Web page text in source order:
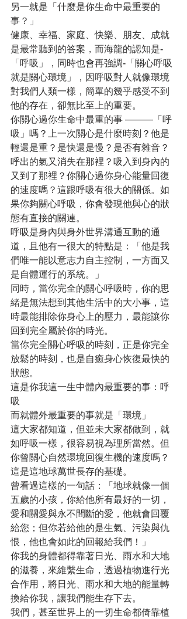
另一就是「什麼是你生命中最重要的
事？」
健康、幸福、家庭、快樂、朋友、成就
是最常聽到的答案，而海龍的認知是-
「呼吸」，同時也會再強調-「關心呼吸
就是關心環境」，因呼吸對人就像環境
對我們人類一樣，簡單的幾乎感受不到
他的存在，卻無比至上的重要。
你關心過你生命中最重的事 ———「呼
吸」嗎？上一次關心是什麼時刻？他是
輕還是重？是快還是慢？是否有雜音？
呼出的氣又消失在那裡？吸入到身內的
又到了那裡？你關心過你身心能量回復
的速度嗎？這跟呼吸有很大的關係。如
果你夠關心呼吸，你會發現他與心的狀
態有直接的關連。
呼吸是身內與身外世界溝通互動的通
道，且他有一很大的特點是：「他是我
們唯一能以意志力自主控制，一方面又
是自體運行的系統。」
同時，當你完全的關心呼吸時，你的思
緒是無法想到其他生活中的大小事，這
時最能排除你身心上的壓力，最能讓你
回到完全屬於你的時光。
當你完全關心呼吸的時刻，正是你完全
放鬆的時刻，也是自癒身心恢復最快的
狀態。
這是你我這一生中體內最重要的事：呼
吸
而就體外最重要的事就是「環境」
這大家都知道，但並未大家都做到，就
如呼吸一樣，很容易視為理所當然。但
你曾關心自然環境回復生機的速度嗎？
這是這地球萬世長存的基礎。
曾看過這樣的一句話：「地球就像一個
五歲的小孩，你給他所有最好的一切，
愛和關愛與永不間斷的愛，他就會回覆
給您；但你若給他的是生氣、污染與仇
恨，他也會如此的回報給我們！」
你我的身體都得靠著日光、雨水和大地
的滋養，來維繫生命，透過植物進行光
合作用，將日光、雨水和大地的能量轉
換給你我，讓我們能生存下去。
我們，甚至世界上的一切生命都倚靠植